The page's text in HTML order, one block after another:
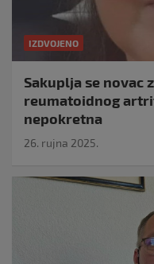
IZDVOJENO
Sakuplja se novac
reumatoidnog
nepokretna
26. rujna 2025.